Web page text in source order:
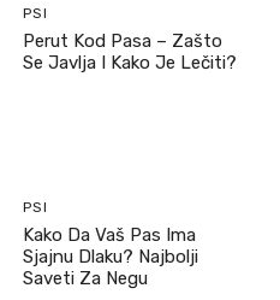
PSI
Perut Kod Pasa – Zašto
Se Javlja I Kako Je Lečiti?
PSI
Kako Da Vaš Pas Ima
Sjajnu Dlaku? Najbolji
Saveti Za Negu